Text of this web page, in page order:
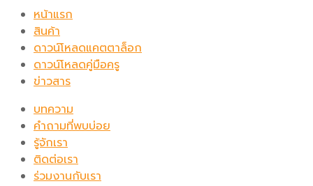
หน้าแรก
สินค้า
ดาวน์โหลดแคตตาล็อก
ดาวน์โหลดคู่มือครู
ข่าวสาร
บทความ
คำถามที่พบบ่อย
รู้จักเรา
ติดต่อเรา
ร่วมงานกับเรา